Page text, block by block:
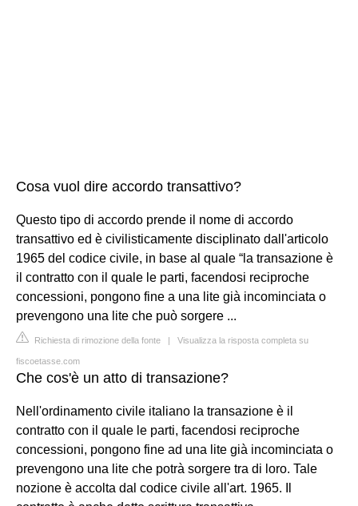
Cosa vuol dire accordo transattivo?
Questo tipo di accordo prende il nome di accordo
transattivo ed è civilisticamente disciplinato dall'articolo
1965 del codice civile, in base al quale “la transazione è
il contratto con il quale le parti, facendosi reciproche
concessioni, pongono fine a una lite già incominciata o
prevengono una lite che può sorgere ...
Richiesta di rimozione della fonte | Visualizza la risposta completa su
fiscoetasse.com
Che cos'è un atto di transazione?
Nell'ordinamento civile italiano la transazione è il
contratto con il quale le parti, facendosi reciproche
concessioni, pongono fine ad una lite già incominciata o
prevengono una lite che potrà sorgere tra di loro. Tale
nozione è accolta dal codice civile all'art. 1965. Il